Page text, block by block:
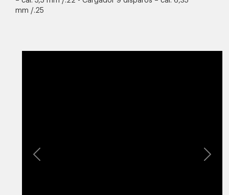
mm /.25
Previous Next